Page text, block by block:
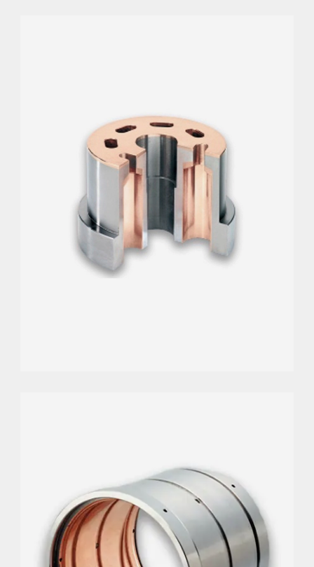
Große Auswahl an verfügbaren
Grundwerkstoffen, darunter AISI 1045, 4140,
4340, 42CrMo4, 100Cr6 und weitere.
Tokat®-Bronzeoptionen, abgestimmt auf die
Anforderungen unserer Kunden.
Ideal für Hochdruck- und
Hochbeanspruchungsanwendungen.
und deutliche Gewichtseinsparungen bei
Gleitlagern.
Große Auswahl an verfügbaren
Grundwerkstoffen, darunter AISI 1045, 4340, 17-
4PH und weitere.